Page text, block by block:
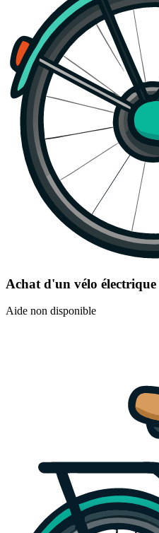
Achat d'un vélo électrique
Aide non disponible